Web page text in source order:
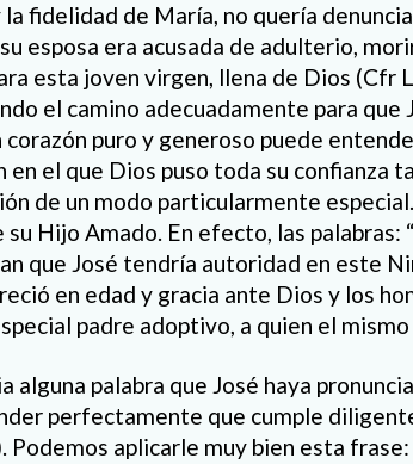
fidelidad de María, no quería
esposa era acusada de adulterio,
esta joven virgen, llena de Dios (Cfr
el camino adecuadamente para que
corazón puro y generoso puede
el que Dios puso toda su confianza
de un modo particularmente
Hijo Amado. En efecto, las palabras:
que José tendría autoridad en este
en edad y gracia ante Dios y los
padre adoptivo, a quien el
alguna palabra que José haya
perfectamente que cumple
aplicarle muy bien esta frase: